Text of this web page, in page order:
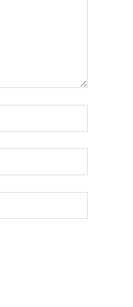
почта:*
Сайт: